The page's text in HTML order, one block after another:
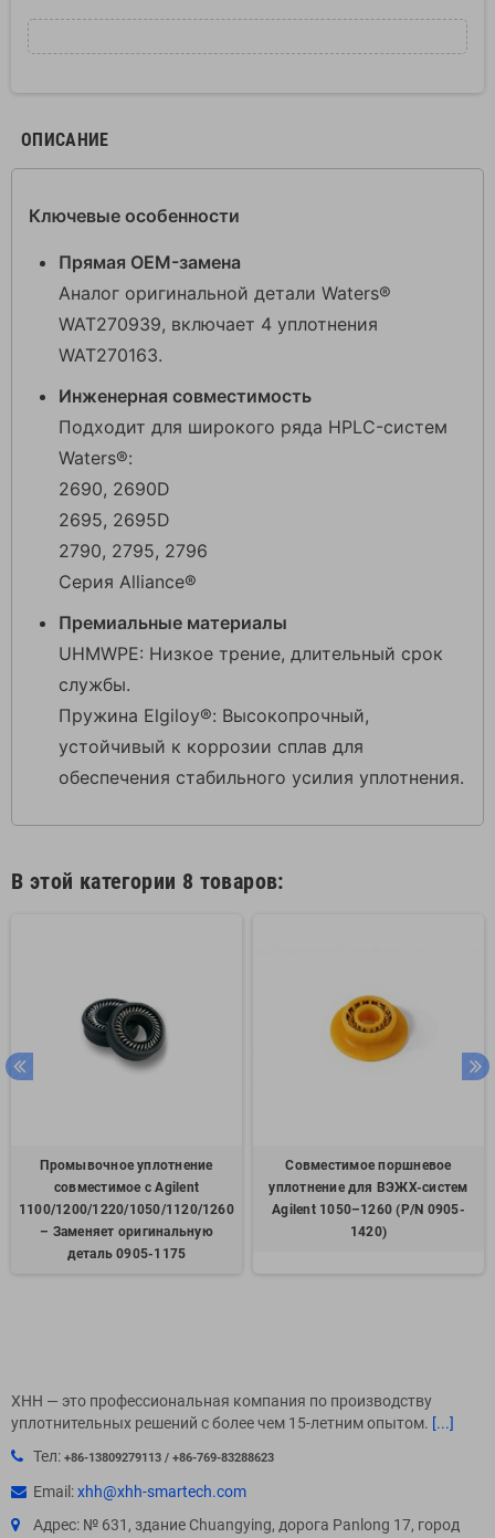
ОПИСАНИЕ
Ключевые особенности
Прямая OEM-замена
Аналог оригинальной детали Waters®
WAT270939, включает 4 уплотнения
WAT270163.
Инженерная совместимость
Подходит для широкого ряда HPLC-систем
Waters®:
2690, 2690D
2695, 2695D
2790, 2795, 2796
Серия Alliance®
Премиальные материалы
UHMWPE: Низкое трение, длительный срок
службы.
Пружина Elgiloy®: Высокопрочный,
устойчивый к коррозии сплав для
обеспечения стабильного усилия уплотнения.
В этой категории 8 товаров:
Промывочное уплотнение
совместимое с Agilent
1100/1200/1220/1050/1120/1260
– Заменяет оригинальную
деталь 0905-1175
Совместимое поршневое
уплотнение для ВЭЖХ-систем
Agilent 1050–1260 (P/N 0905-
1420)
XHH — это профессиональная компания по производству
уплотнительных решений с более чем 15-летним опытом. [...]
Тел: +86-13809279113 / +86-769-83288623
Email:xhh@xhh-smartech.com
Адрес: № 631, здание Chuangying, дорога Panlong 17, город